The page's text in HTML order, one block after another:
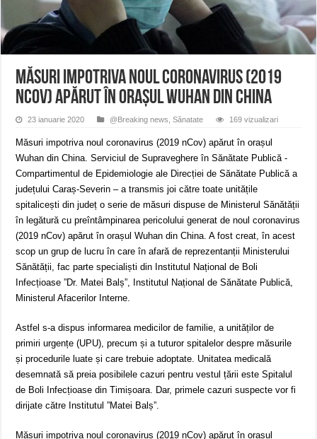
ANUNŢ OPRIRE APĂ în CARANSEBEȘ avarie
ANUNȚ OPRIRE APĂ în Reșița, cartier Țerova – avarie – 04.08.2026
Măsuri impotriva noul coronavirus (2019
nCov) apărut în orașul Wuhan din China
23 ianuarie 2020 @Breaking news,Sănatate 169 vizualizari
Măsuri impotriva noul coronavirus (2019 nCov) apărut în orașul
Wuhan din China. Serviciul de Supraveghere în Sănătate Publică -
Compartimentul de Epidemiologie ale Direcției de Sănătate Publică a
județului Caraș-Severin – a transmis joi către toate unitățile
spitalicești din județ o serie de măsuri dispuse de Ministerul Sănătății
în legătură cu preîntâmpinarea pericolului generat de noul coronavirus
(2019 nCov) apărut în orașul Wuhan din China. A fost creat, în acest
scop un grup de lucru în care în afară de reprezentanții Ministerului
Sănătății, fac parte specialiști din Institutul Național de Boli
Infecțioase ”Dr. Matei Balș”, Institutul Național de Sănătate Publică,
Ministerul Afacerilor Interne.
Astfel s-a dispus informarea medicilor de familie, a unităților de
primiri urgențe (UPU), precum și a tuturor spitalelor despre măsurile
și procedurile luate și care trebuie adoptate. Unitatea medicală
desemnată să preia posibilele cazuri pentru vestul țării este Spitalul
de Boli Infecțioase din Timișoara. Dar, primele cazuri suspecte vor fi
dirijate către Institutul ”Matei Balș”.
Măsuri impotriva noul coronavirus (2019 nCov) apărut în orașul